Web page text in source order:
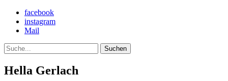
facebook
instagram
Mail
Suche
Hella Gerlach